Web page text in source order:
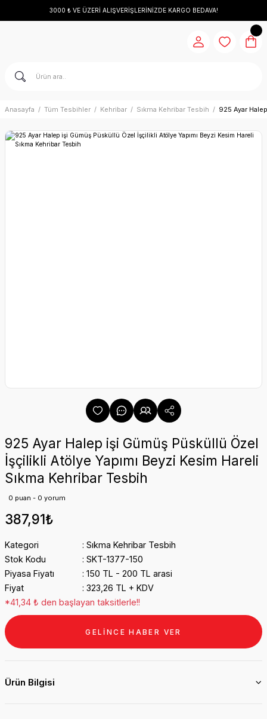
3000 ₺ VE ÜZERİ ALIŞVERİŞLERİNİZDE KARGO BEDAVA!
Anasayfa Tüm Tesbihler Kehribar Sıkma Kehribar Tesbih 925 Ayar
925 Ayar Halep işi Gümüş Püsküllü Özel
İşçilikli Atölye Yapımı Beyzi Kesim Hareli
Sıkma Kehribar Tesbih
0 puan - 0 yorum
387,91₺
Kategori
Sıkma Kehribar Tesbih
Stok Kodu
SKT-1377-150
Piyasa Fiyatı
150 TL - 200 TL arasi
Fiyat
323,26 TL + KDV
*41,34 ₺ den başlayan taksitlerle!!
GELİNCE HABER VER
Ürün Bilgisi